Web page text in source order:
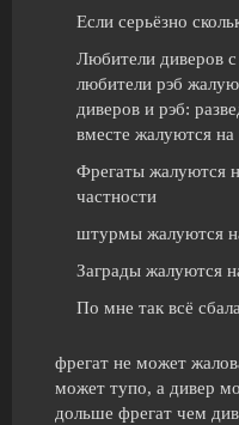
Если серьёзно
Любители диверов
любители рэб
диверов и рэб:
вместе жалуются
Фрегаты жалуются
частности
штурмы жалуются
Заграды жалуются
По мне так всё
фрегат не может
может тупо, а дивер
дольше фрегат чем